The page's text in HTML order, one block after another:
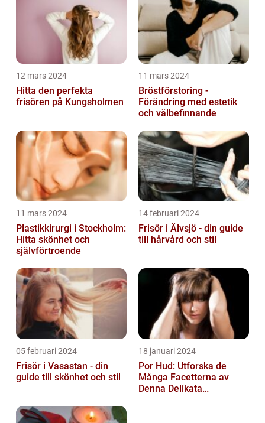
12 mars 2024
Hitta den perfekta
frisören på Kungsholmen
11 mars 2024
Bröstförstoring -
Förändring med estetik
och välbefinnande
11 mars 2024
Plastikkirurgi i Stockholm:
Hitta skönhet och
självförtroende
14 februari 2024
Frisör i Älvsjö - din guide
till hårvård och stil
05 februari 2024
Frisör i Vasastan - din
guide till skönhet och stil
18 januari 2024
Por Hud: Utforska de
Många Facetterna av
Denna Delikata